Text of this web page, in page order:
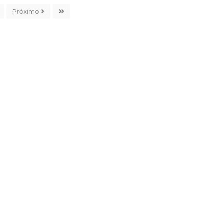
Próximo